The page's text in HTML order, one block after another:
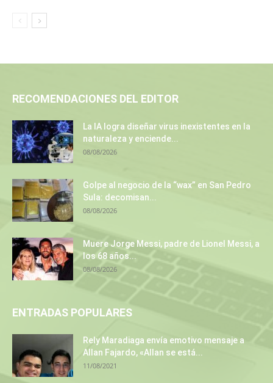
RECOMENDACIONES DEL EDITOR
La IA logra diseñar virus inexistentes en la
naturaleza y enciende...
08/08/2026
Golpe al negocio de la “wax” en San Pedro
Sula: decomisan...
08/08/2026
Muere Jorge Messi, padre de Lionel Messi, a
los 68 años...
08/08/2026
ENTRADAS POPULARES
Rely Maradiaga envía emotivo mensaje a
Allan Fajardo, «Allan se está...
11/08/2021